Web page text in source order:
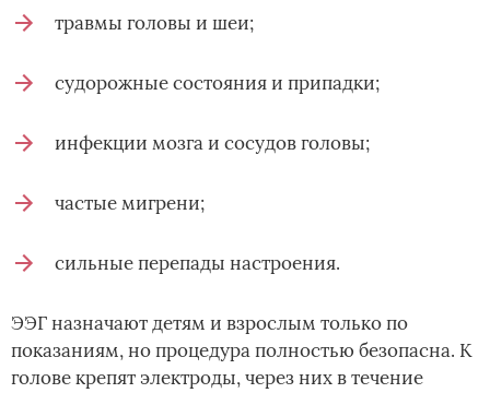
травмы головы и шеи;
судорожные состояния и припадки;
инфекции мозга и сосудов головы;
частые мигрени;
сильные перепады настроения.
ЭЭГ назначают детям и взрослым только по
показаниям, но процедура полностью безопасна. К
голове крепят электроды, через них в течение